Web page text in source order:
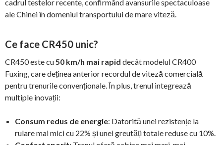
cadrul testelor recente, confirmând avansurile spectaculoase
ale Chinei în domeniul transportului de mare viteză.
Ce face CR450 unic?
CR450 este cu50 km/h mai rapid decât modelul CR400
Fuxing, care deținea anterior recordul de viteză comercială
pentru trenurile convenționale. În plus, trenul integrează
multiple inovații:
Consum redus de energie: Datorită unei rezistențe la
rulare mai mici cu 22% și unei greutăți totale reduse cu 10%.